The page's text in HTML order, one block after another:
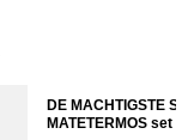
DE MACHTIGSTE
MATETERMOS set